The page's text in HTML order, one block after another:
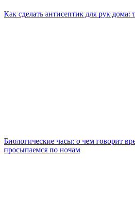
Как сделать антисептик для рук дома:
Биологические часы: о чем говорит
просыпаемся по ночам